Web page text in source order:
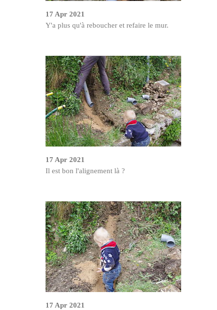
17 Apr 2021
Y'a plus qu'à reboucher et refaire le mur.
17 Apr 2021
Il est bon l'alignement là ?
17 Apr 2021